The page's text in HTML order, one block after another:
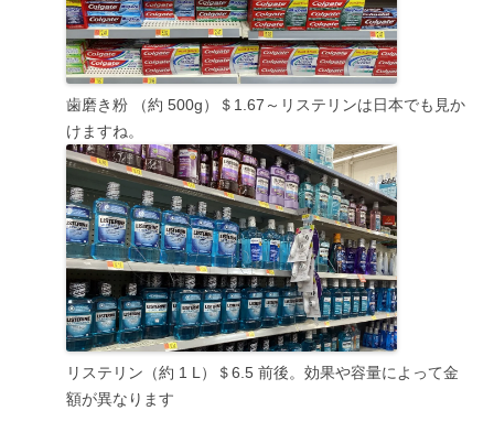
歯磨き粉 （約 500g）＄1.67～リステリンは日本でも見か
けますね。
リステリン（約 1 L）＄6.5 前後。効果や容量によって金
額が異なります